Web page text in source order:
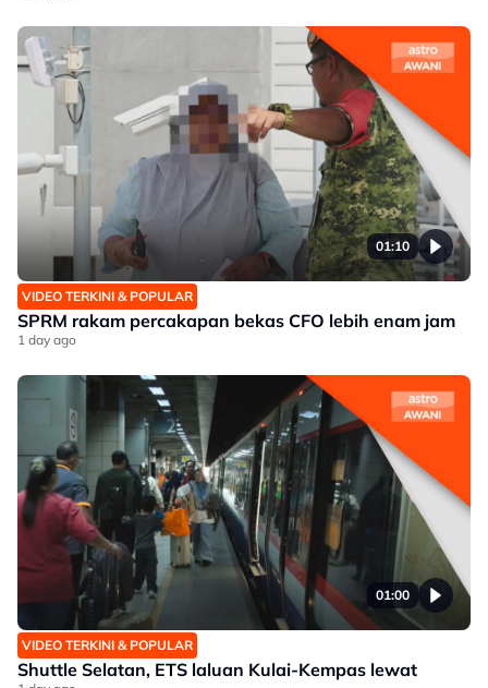
01:10
VIDEO TERKINI & POPULAR
SPRM rakam percakapan bekas CFO lebih enam jam
1 day ago
01:00
VIDEO TERKINI & POPULAR
Shuttle Selatan, ETS laluan Kulai-Kempas lewat